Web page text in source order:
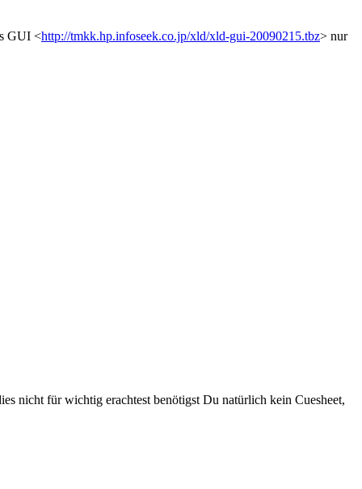
GUI <http://tmkk.hp.infoseek.co.jp/xld/xld-gui-20090215.tbz> nur
nicht für wichtig erachtest benötigst Du natürlich kein Cuesheet,